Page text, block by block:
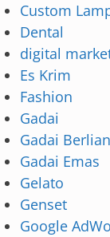
Custom
Dental
digital
Es Krim
Fashion
Gadai
Gadai
Gadai Emas
Gelato
Genset
Google